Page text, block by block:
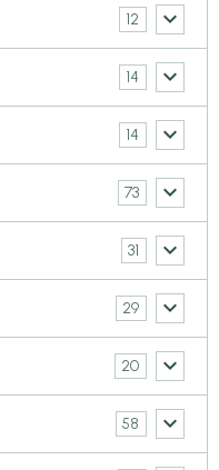
12
14
14
73
31
29
20
58